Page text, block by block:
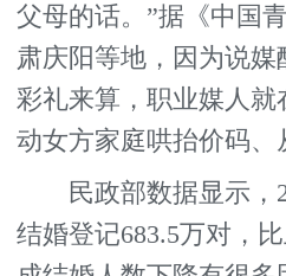
父母的话。”据《中国
肃庆阳等地，因为说
彩礼来算，职业媒人
动女方家庭哄抬价码、
民政部数据显示，
结婚登记683.5万对，